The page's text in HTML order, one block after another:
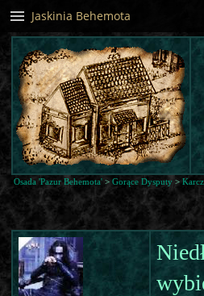
Osada 'Pazur Behemota' > Gorące Dysputy >
Jaskinia Behemota